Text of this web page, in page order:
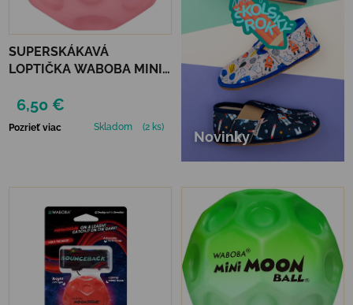
SUPERSKÁKAVÁ
LOPTIČKA WABOBA MINI
6,50 €
Pozrieť viac Skladom (2 ks)
Novinky